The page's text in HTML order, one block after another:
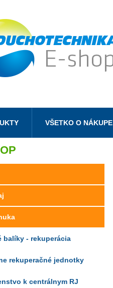
balíky - rekuperácia
rekuperačné jednotky
k centrálnym RJ
VŠETKO O NÁKUPE